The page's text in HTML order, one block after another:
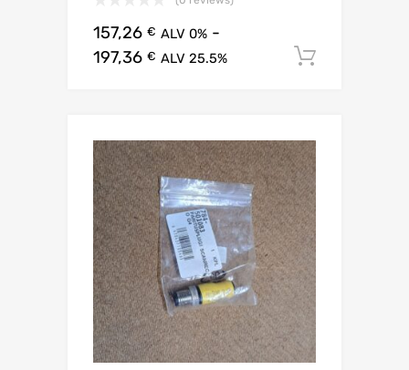
157,26 € ALV 0% -
197,36 € ALV 25.5%